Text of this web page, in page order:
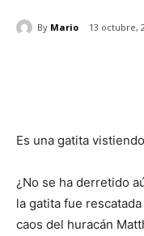
By Mario 13 octubre,
Es una gatita
¿No se ha derretido
la gatita fue
caos del huracán